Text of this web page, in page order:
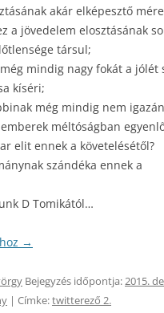
akár elképesztő
a jövedelem elosztásának
társul;
mindig nagy fokát a jólét
kíséri;
még mindig nem
méltóságban
elit ennek a követelésétől?
szándéka ennek a
D Tomikától…
→
Bejegyzés időpontja:2015.
| Címke:twitterező 2.